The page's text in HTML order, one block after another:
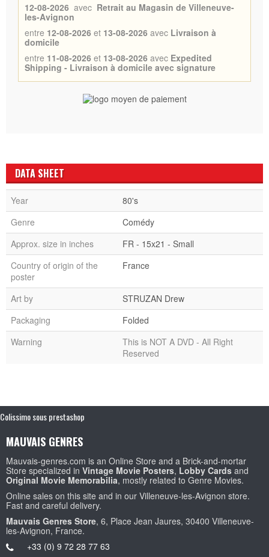
12-08-2026 avec Retrait au Magasin de Villeneuve-
les-Avignon
entre 12-08-2026 et 13-08-2026 avec Livraison à
domicile
entre 11-08-2026 et 13-08-2026 avec Expedited
Shipping - Livraison à domicile avec signature
DATA SHEET
Year
80's
Genre
Comédy
Approx. size in inches
FR - 15x21 - Small
Country of origin of the
poster
France
Art by
STRUZAN Drew
Packaging
Folded
Warning
This is NOT A DVD - All Right
Reserved
Colissimo sous prestashop
MAUVAIS GENRES
Mauvais-genres.com is an Online Store and a Brick-and-mortar
Store specialized in Vintage Movie Posters, Lobby Cards and
Original Movie Memorabilia, mostly related to Genre Movies.
Online sales on this site and in our Villeneuve-les-Avignon store.
Fast and careful delivery.
Mauvais Genres Store, 6, Place Jean Jaures, 30400 Villeneuve-
les-Avignon, France.
+33 (0) 9 72 28 77 63